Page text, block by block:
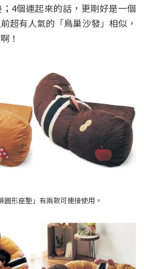
4個連起來的話，更剛好是一個
超有人氣的「鳥巢沙發」相似，
！
形座墊」有兩款可連接使用。